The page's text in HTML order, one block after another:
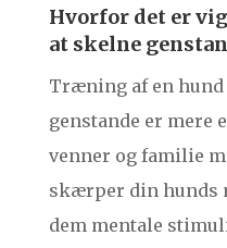
Hvorfor det er
at skelne
Træning af en
genstande er mere
venner og familie
skærper din hunds
dem mentale